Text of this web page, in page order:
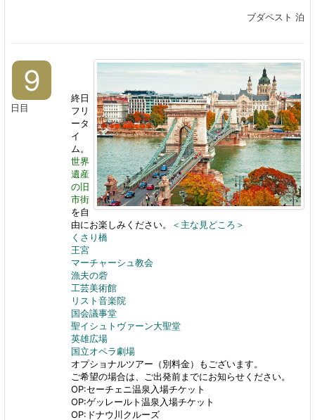
ブダペスト 泊
9
日目
終日
フリ
ータ
イ
ム。
世界
遺産
の旧
市街
を自
由にお楽しみください。
＜主な見どころ＞
くさり橋
王宮
マーチャーシュ教会
漁夫の砦
工芸美術館
リスト音楽院
国会議事堂
聖イシュトヴァーン大聖堂
英雄広場
国立オペラ劇場
オプショナルツアー（別料金）もございます。
ご希望の場合は、ご出発前までにお知らせください。
OP:セーチェニ温泉入場チケット
OP:ゲッレールト温泉入場チケット
OP:ドナウ川クルーズ